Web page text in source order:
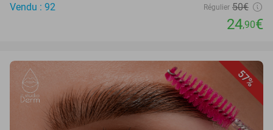
Vendu : 92
Régulier 50€
24,90€
57%